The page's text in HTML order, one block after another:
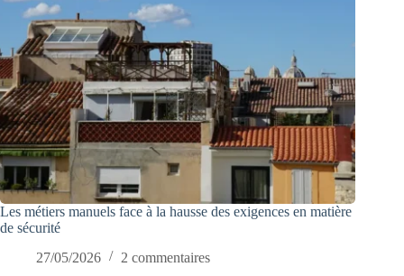
Les métiers manuels face à la hausse des exigences en matière
de sécurité
27/05/2026
2 commentaires